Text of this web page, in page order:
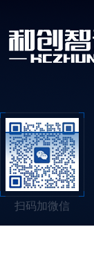
扫码加微信